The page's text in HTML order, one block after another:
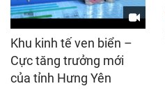
Khu kinh tế ven biển –
Cực tăng trưởng mới
của tỉnh Hưng Yên